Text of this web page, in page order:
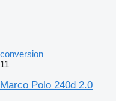
conversion
11
Marco Polo 240d 2.0